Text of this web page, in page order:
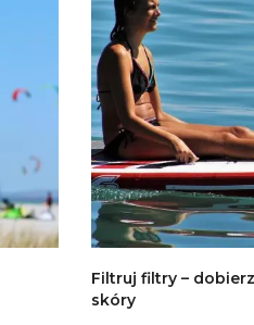
Filtruj filtry –
skóry